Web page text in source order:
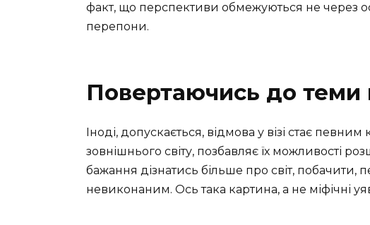
факт, що перспективи обмежуються не через
перепони.
Повертаючись до теми
Іноді, допускається, відмова у візі стає
зовнішнього світу, позбавляє їх можливості
бажання дізнатись більше про світ,
невиконаним. Ось така картина, а не міфічні